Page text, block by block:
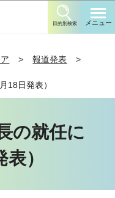
目的別検索 メニュー
報道発表
18日発表）
の就任に
）